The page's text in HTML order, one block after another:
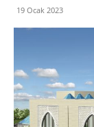
19 Ocak 2023